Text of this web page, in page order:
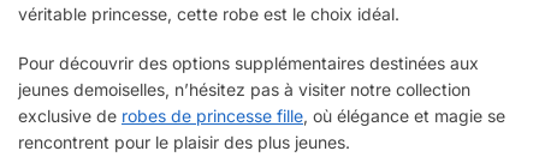
véritable princesse, cette robe est le choix idéal.
Pour découvrir des options supplémentaires destinées aux
jeunes demoiselles, n’hésitez pas à visiter notre collection
exclusive de robes de princesse fille, où élégance et magie se
rencontrent pour le plaisir des plus jeunes.